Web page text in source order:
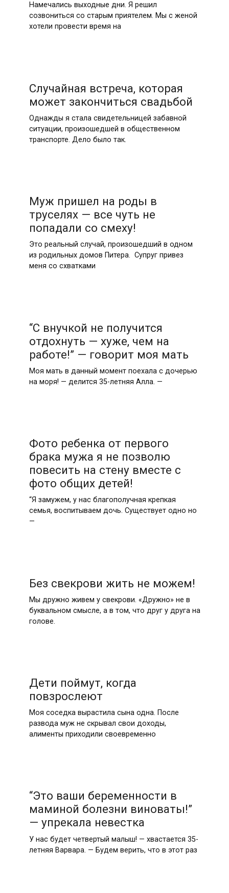
Намечались выходные дни. Я решил
созвониться со старым приятелем. Мы с женой
хотели провести время на
Случайная встреча, которая
может закончиться свадьбой
Однажды я стала свидетельницей забавной
ситуации, произошедшей в общественном
транспорте. Дело было так.
Муж пришел на роды в
труселях — все чуть не
попадали со смеху!
Это реальный случай, произошедший в одном
из родильных домов Питера. Супруг привез
меня со схватками
“С внучкой не получится
отдохнуть — хуже, чем на
работе!” — говорит моя мать
Моя мать в данный момент поехала с дочерью
на моря! — делится 35-летняя Алла. —
Фото ребенка от первого
брака мужа я не позволю
повесить на стену вместе с
фото общих детей!
“Я замужем, у нас благополучная крепкая
семья, воспитываем дочь. Существует одно но
—
Без свекрови жить не можем!
Мы дружно живем у свекрови. «Дружно» не в
буквальном смысле, а в том, что друг у друга на
голове.
Дети поймут, когда
повзрослеют
Моя соседка вырастила сына одна. После
развода муж не скрывал свои доходы,
алименты приходили своевременно
“Это ваши беременности в
маминой болезни виноваты!”
— упрекала невестка
У нас будет четвертый малыш! — хвастается 35-
летняя Варвара. — Будем верить, что в этот раз